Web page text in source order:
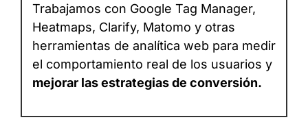
Trabajamos con Google Tag Manager,
Heatmaps, Clarify, Matomo y otras
herramientas de analítica web para medir
el comportamiento real de los usuarios y
mejorar las estrategias de conversión.